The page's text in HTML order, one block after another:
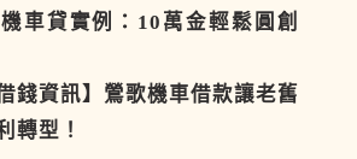
車貸實例：10萬金輕鬆圓創
錢資訊】鶯歌機車借款讓老舊
轉型！